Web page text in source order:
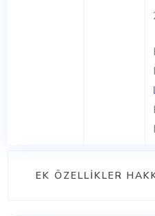
EK ÖZELLIKLER